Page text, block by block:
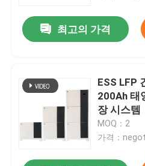
최고의 가격
ESS LFP
200Ah 태
장 시스템
MOQ：2
가격：